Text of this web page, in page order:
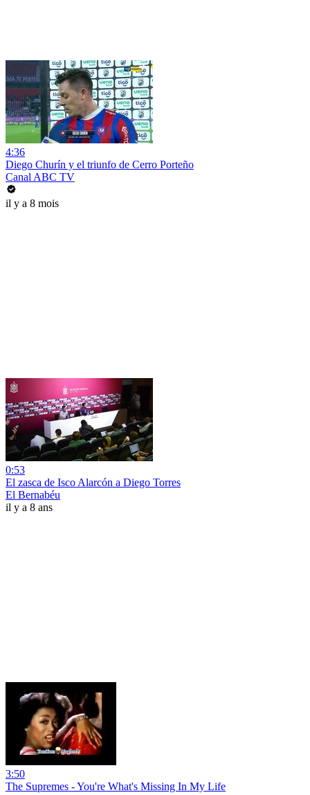
4:36
Diego Churín y el triunfo de Cerro Porteño
Canal ABC TV
il y a 8 mois
0:53
El zasca de Isco Alarcón a Diego Torres
El Bernabéu
il y a 8 ans
3:50
The Supremes - You're What's Missing In My Life